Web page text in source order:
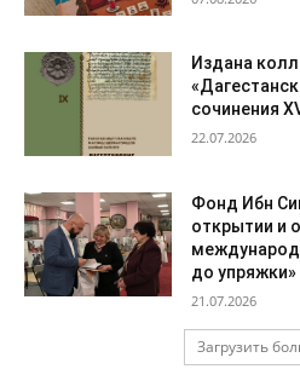
Издана
сочинения
22.07.2026
Фонд Ибн
открытии и
до упряжки»
21.07.2026
Загрузить